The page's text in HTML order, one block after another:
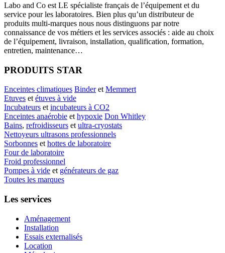
Labo and Co est LE spécialiste français de l’équipement et du
service pour les laboratoires. Bien plus qu’un distributeur de
produits multi-marques nous nous distinguons par notre
connaissance de vos métiers et les services associés : aide au choix
de l’équipement, livraison, installation, qualification, formation,
entretien, maintenance…
PRODUITS STAR
Enceintes climatiques Binderet Memmert
Etuves et étuves à vide
Incubateurs et incubateurs à CO2
Enceintes anaérobie et hypoxie Don Whitley
Bains, refroidisseurs et ultra-cryostats
Nettoyeurs ultrasons professionnels
Sorbonnes et hottes de laboratoire
Four de laboratoire
Froid professionnel
Pompes à vide et générateurs de gaz
Toutes les marques
Les services
Aménagement
Installation
Essais externalisés
Location